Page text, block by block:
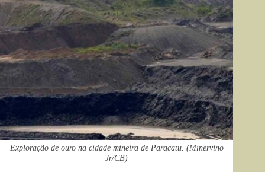
Exploração de ouro na cidade mineira de Paracatu. (Minervino
Jr/CB)